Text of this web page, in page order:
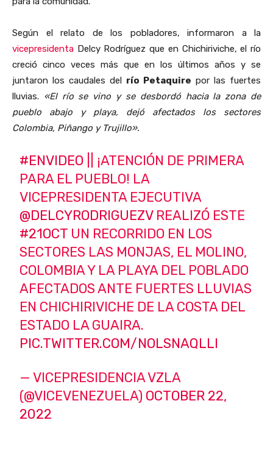
Según el relato de los pobladores, informaron a la
vicepresidenta Delcy Rodríguez que en Chichiriviche, el río
creció cinco veces más que en los últimos años y se
juntaron los caudales del río Petaquire por las fuertes
lluvias. «El río se vino y se desbordó hacia la zona de
pueblo abajo y playa, dejó afectados los sectores
Colombia, Piñango y Trujillo».
#ENVIDEO || ¡ATENCIÓN DE PRIMERA
PARA EL PUEBLO! LA
VICEPRESIDENTA EJECUTIVA
@DELCYRODRIGUEZVREALIZÓ ESTE
#21OCT UN RECORRIDO EN LOS
SECTORES LAS MONJAS, EL MOLINO,
COLOMBIA Y LA PLAYA DEL POBLADO
AFECTADOS ANTE FUERTES LLUVIAS
EN CHICHIRIVICHE DE LA COSTA DEL
ESTADO LA GUAIRA.
PIC.TWITTER.COM/NOLSNAQLLI
— VICEPRESIDENCIA VZLA
(@VICEVENEZUELA) OCTOBER 22,
2022